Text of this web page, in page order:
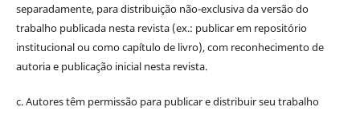
separadamente, para distribuição não-exclusiva da versão do
trabalho publicada nesta revista (ex.: publicar em repositório
institucional ou como capítulo de livro), com reconhecimento de
autoria e publicação inicial nesta revista.
c. Autores têm permissão para publicar e distribuir seu trabalho